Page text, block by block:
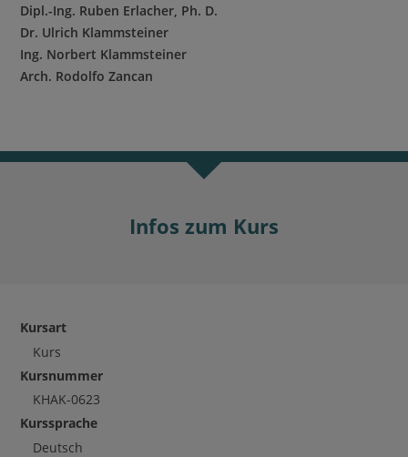
Dipl.-Ing. Ruben Erlacher, Ph. D.
Dr. Ulrich Klammsteiner
Ing. Norbert Klammsteiner
Arch. Rodolfo Zancan
Infos zum Kurs
Kursart
Kurs
Kursnummer
KHAK-0623
Kurssprache
Deutsch